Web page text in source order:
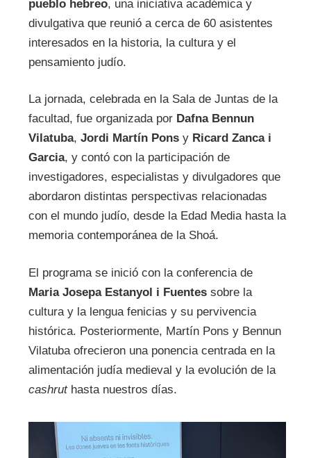
pueblo hebreo, una iniciativa académica y
divulgativa que reunió a cerca de 60 asistentes
interesados en la historia, la cultura y el
pensamiento judío.
La jornada, celebrada en la Sala de Juntas de la
facultad, fue organizada por Dafna Bennun
Vilatuba, Jordi Martín Ponsy Ricard Zanca i
Garcia, y contó con la participación de
investigadores, especialistas y divulgadores que
abordaron distintas perspectivas relacionadas
con el mundo judío, desde la Edad Media hasta la
memoria contemporánea de la Shoá.
El programa se inició con la conferencia de
Maria Josepa Estanyol i Fuentessobre la
cultura y la lengua fenicias y su pervivencia
histórica. Posteriormente, Martín Pons y Bennun
Vilatuba ofrecieron una ponencia centrada en la
alimentación judía medieval y la evolución de la
cashrut hasta nuestros días.